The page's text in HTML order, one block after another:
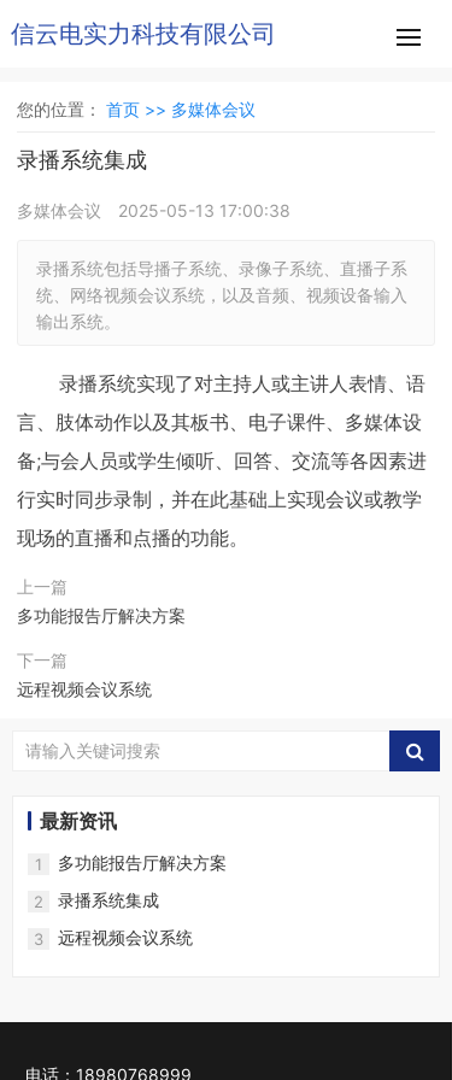
信云电实力科技有限公司
您的位置： 首页 >> 多媒体会议
录播系统集成
多媒体会议 2025-05-13 17:00:38
录播系统包括导播子系统、录像子系统、直播子系
统、网络视频会议系统，以及音频、视频设备输入
输出系统。
录播系统实现了对主持人或主讲人表情、语
言、肢体动作以及其板书、电子课件、多媒体设
备;与会人员或学生倾听、回答、交流等各因素进
行实时同步录制，并在此基础上实现会议或教学
现场的直播和点播的功能。
上一篇
多功能报告厅解决方案
下一篇
远程视频会议系统
最新资讯
1 多功能报告厅解决方案
2 录播系统集成
3 远程视频会议系统
电话：18980768999